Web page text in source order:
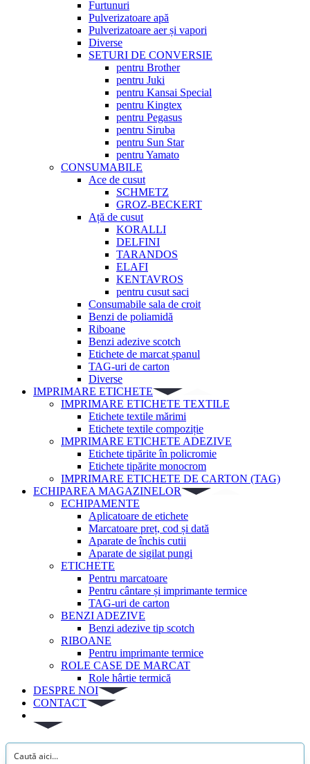
Furtunuri
Pulverizatoare apă
Pulverizatoare aer și vapori
Diverse
SETURI DE CONVERSIE
pentru Brother
pentru Juki
pentru Kansai Special
pentru Kingtex
pentru Pegasus
pentru Siruba
pentru Sun Star
pentru Yamato
CONSUMABILE
Ace de cusut
SCHMETZ
GROZ-BECKERT
Ață de cusut
KORALLI
DELFINI
TARANDOS
ELAFI
KENTAVROS
pentru cusut saci
Consumabile sala de croit
Benzi de poliamidă
Riboane
Benzi adezive scotch
Etichete de marcat șpanul
TAG-uri de carton
Diverse
IMPRIMARE ETICHETE
IMPRIMARE ETICHETE TEXTILE
Etichete textile mărimi
Etichete textile compoziție
IMPRIMARE ETICHETE ADEZIVE
Etichete tipărite în policromie
Etichete tipărite monocrom
IMPRIMARE ETICHETE DE CARTON (TAG)
ECHIPAREA MAGAZINELOR
ECHIPAMENTE
Aplicatoare de etichete
Marcatoare preț, cod și dată
Aparate de închis cutii
Aparate de sigilat pungi
ETICHETE
Pentru marcatoare
Pentru cântare și imprimante termice
TAG-uri de carton
BENZI ADEZIVE
Benzi adezive tip scotch
RIBOANE
Pentru imprimante termice
ROLE CASE DE MARCAT
Role hârtie termică
DESPRE NOI
CONTACT